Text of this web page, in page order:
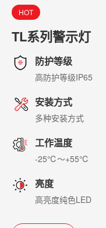
HOT
TL系列警示灯
防护等级
高防护等级IP65
安装方式
多种安装方式
工作温度
-25℃～+55℃
亮度
高亮度纯色LED